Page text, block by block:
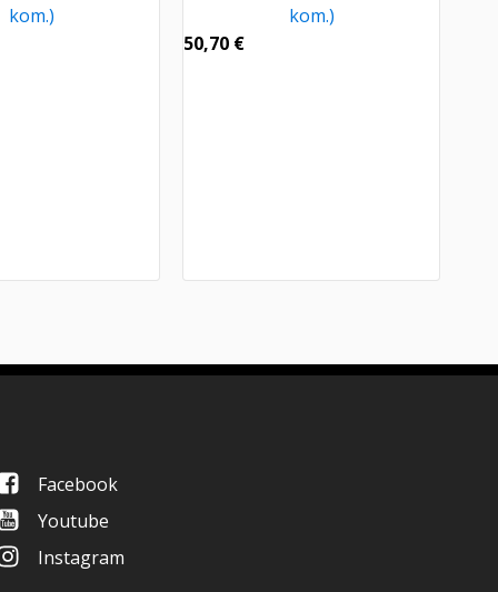
kom.)
kom.)
50,70 €
Facebook
Youtube
Instagram